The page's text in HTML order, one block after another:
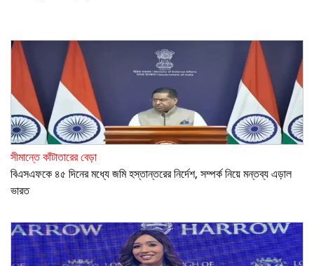
সীমান্তে কাঁটাতারের বেড়া
বিএসএফকে ৪৫ দিনের মধ্যে জমি হস্তান্তরের নির্দেশ, সম্পর্ক নিয়ে মন্তব্য এড়াল
ভারত